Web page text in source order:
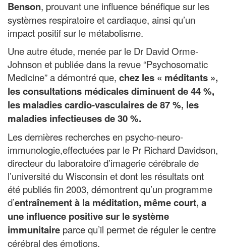
Benson, prouvant une influence bénéfique sur les
systèmes respiratoire et cardiaque, ainsi qu’un
impact positif sur le métabolisme.
Une autre étude, menée par le Dr David Orme-
Johnson et publiée dans la revue “Psychosomatic
Medicine” a démontré que, chez les « méditants »,
les consultations médicales diminuent de 44 %,
les maladies cardio-vasculaires de 87 %, les
maladies infectieuses de 30 %.
Les dernières recherches en psycho-neuro-
immunologie,effectuées par le Pr Richard Davidson,
directeur du laboratoire d’imagerie cérébrale de
l’université du Wisconsin et dont les résultats ont
été publiés fin 2003, démontrent qu’un programme
d’entraînement à la méditation, même court, a
une influence positive sur le système
immunitaire parce qu’il permet de réguler le centre
cérébral des émotions.